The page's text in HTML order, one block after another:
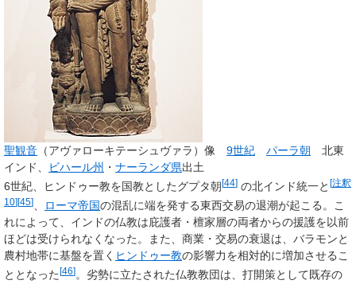
聖観音 （アヴァローキテーシュヴァラ）像 9世紀 パーラ朝 北東
インド、
ビハール州 ・ ナーランダ県出土
6世紀、ヒンドゥー教を国教としたグプタ朝[44] の北インド統一と [注釈
10][45] ローマ帝国の混乱に端を発する東西交易の退潮が起こる。こ
れによって、インドの仏教は庇護者・檀家層の両者からの援護を以前
ほどは受けられなくなった。また、商業・交易の衰退は、バラモンと
農村地帯に基盤を置く ヒンドゥー教の影響力を相対的に増加させるこ
ととなった[46]。劣勢に立たされた仏教教団は、打開策として既存の